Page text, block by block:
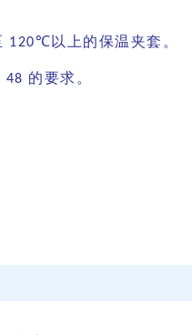
120℃以上的保温夹套。
48 的要求。